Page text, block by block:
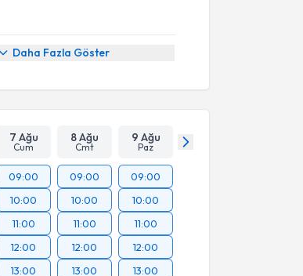
Daha Fazla Göster
7 Ağu
Cum
8 Ağu
Cmt
9 Ağu
Paz
09:00
10:00
11:00
12:00
13:00
09:00
10:00
11:00
12:00
13:00
09:00
10:00
11:00
12:00
13:00